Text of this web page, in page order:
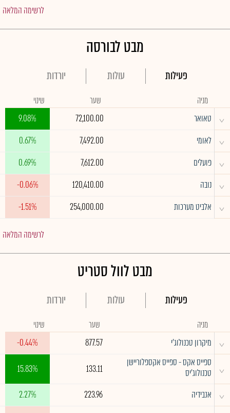
לרשימה המלאה
מבט לבורסה
פעילות עולות יורדות
מניה שער שינוי
^ טאואר 72,100.00
9.08%
^ לאומי 7,492.00
0.67%
^ פועלים 7,612.00
0.69%
^ נובה 120,410.00
-0.06%
^ אלביט מערכות 254,000.00
-1.51%
לרשימה המלאה
מבט לוול סטריט
פעילות עולות יורדות
מניה שער שינוי
^ מיקרון טכנולוג'י 877.57
-0.44%
^
ספייס אקס - ספייס אקספלוריישן
טכנולוג'יס
133.11
15.83%
^ אנבידיה 223.96
2.27%